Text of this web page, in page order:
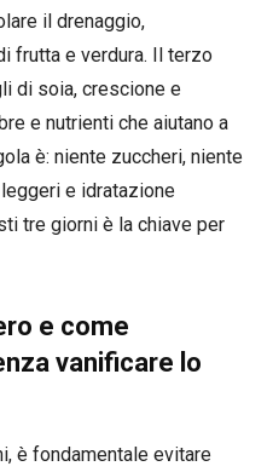
il drenaggio,
frutta e verdura. Il terzo
di soia, crescione e
e nutrienti che aiutano a
è: niente zuccheri, niente
e idratazione
tre giorni è la chiave per
e come
vanificare lo
è fondamentale evitare